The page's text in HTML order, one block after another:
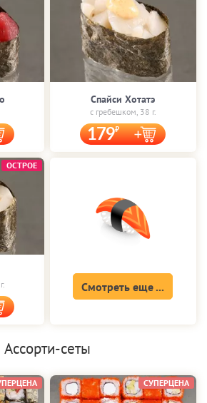
Спайси Хотатэ
с гребешком, 38 г.
179
ОСТРОЕ
Смотреть еще ...
Ассорти-сеты
СУПЕРЦЕНА